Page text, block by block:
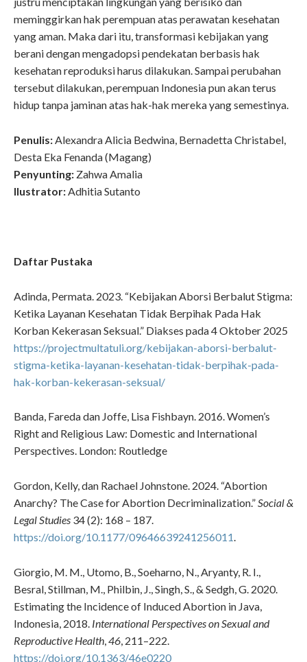
meminggirkan hak perempuan atas perawatan kesehatan
yang aman. Maka dari itu, transformasi kebijakan yang
berani dengan mengadopsi pendekatan berbasis hak
kesehatan reproduksi harus dilakukan. Sampai perubahan
tersebut dilakukan, perempuan Indonesia pun akan terus
hidup tanpa jaminan atas hak-hak mereka yang semestinya.
Penulis:Alexandra Alicia Bedwina, Bernadetta Christabel,
Desta Eka Fenanda (Magang)
Penyunting: Zahwa Amalia
Ilustrator:Adhitia Sutanto
Daftar Pustaka
Adinda, Permata. 2023. “Kebijakan Aborsi Berbalut Stigma:
Ketika Layanan Kesehatan Tidak Berpihak Pada Hak
Korban Kekerasan Seksual.” Diakses pada 4 Oktober 2025
https://projectmultatuli.org/kebijakan-aborsi-berbalut-
stigma-ketika-layanan-kesehatan-tidak-berpihak-pada-
hak-korban-kekerasan-seksual/
Banda, Fareda dan Joffe, Lisa Fishbayn. 2016. Women’s
Right and Religious Law: Domestic and International
Perspectives. London: Routledge
Gordon, Kelly, dan Rachael Johnstone. 2024. “Abortion
Anarchy? The Case for Abortion Decriminalization.”Social &
Legal Studies 34 (2): 168 – 187.
https://doi.org/10.1177/09646639241256011.
Giorgio, M. M., Utomo, B., Soeharno, N., Aryanty, R. I.,
Besral, Stillman, M., Philbin, J., Singh, S., & Sedgh, G. 2020.
Estimating the Incidence of Induced Abortion in Java,
Indonesia, 2018. International Perspectives on Sexual and
Reproductive Health,46, 211–222.
https://doi.org/10.1363/46e0220